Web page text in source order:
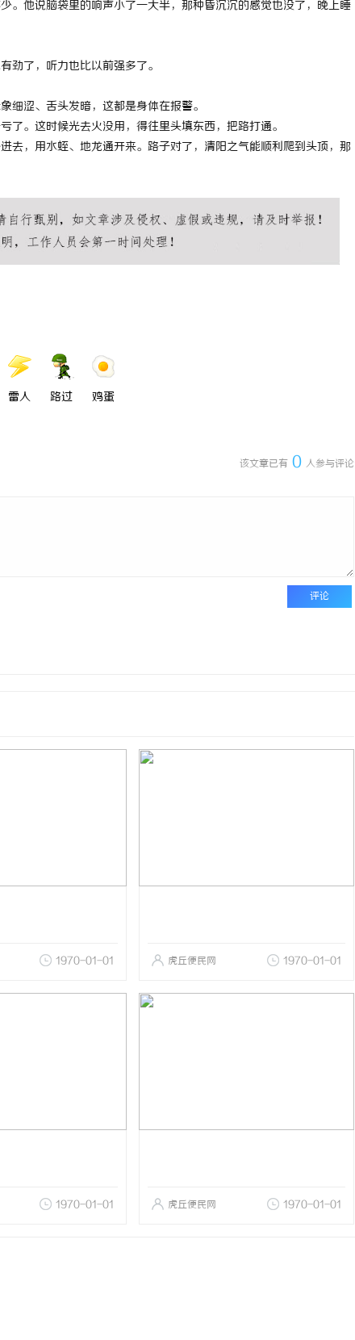
。他说脑袋里的响声小了一大半，那种昏沉沉的感觉也没了，晚上睡
劲了，听力也比以前强多了。
细涩、舌头发暗，这都是身体在报警。
。这时候光去火没用，得往里头填东西，把路打通。
去，用水蛭、地龙通开来。路子对了，清阳之气能顺利爬到头顶，那
雷人 路过 鸡蛋
该文章已有 0 人参与评论
评论
1970-01-01 虎丘便民网 1970-01-01
1970-01-01 虎丘便民网 1970-01-01